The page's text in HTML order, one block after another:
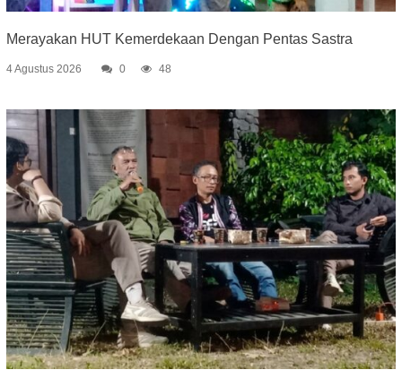
Merayakan HUT Kemerdekaan Dengan Pentas Sastra
4 Agustus 2026 0 48